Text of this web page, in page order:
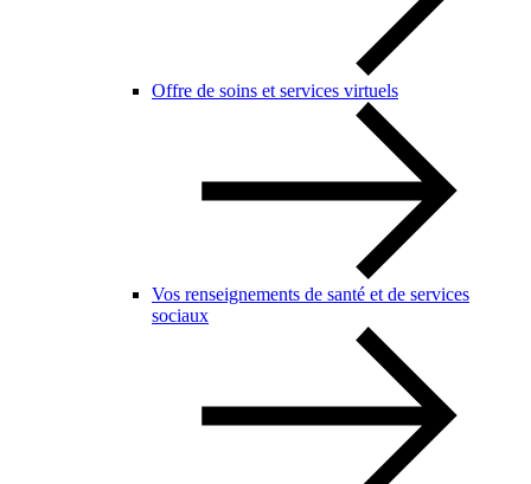
Offre de soins et services virtuels
Vos renseignements de santé et de services
sociaux